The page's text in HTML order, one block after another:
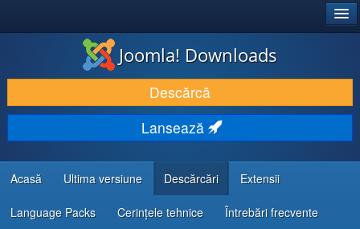
DESCARCĂ & ȘI EXTINDE
DESCOPERĂ & ÎNVAȚĂ
COMUNITATE & SUPORT
RESURSE DEZVOLTATORI
Joomla! Downloads
Descărcă
Lansează
Acasă Ultima versiune Descărcări Extensii
Language Packs Cerințele tehnice Întrebări frecvente